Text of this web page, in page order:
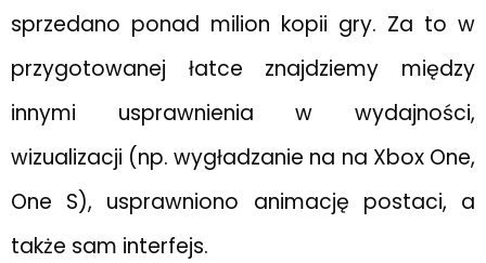
sprzedano ponad milion kopii gry. Za to w
przygotowanej łatce znajdziemy między
innymi usprawnienia w wydajności,
wizualizacji (np. wygładzanie na na Xbox One,
One S), usprawniono animację postaci, a
także sam interfejs.